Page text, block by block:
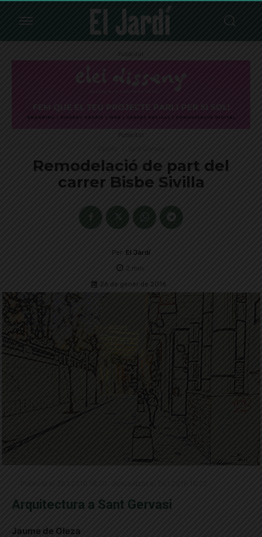
Publicitat
Publicitat
Remodelació de part del
carrer Bisbe Sivilla
Per El Jardí
2 min.
26 de gener de 2016
Arquitectura a Sant Gervasi
Jaume de Oleza